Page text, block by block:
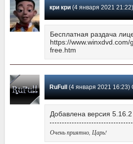
кри кри(4 января 2021 21:22)
Бесплатная раздача
https://
free.htm
RuFull (4 января 2021 16:23)
Добавлена версия 5.16.2
Очень приятно, Царь!